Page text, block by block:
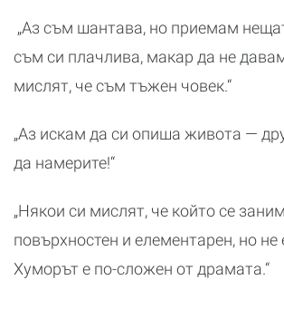
„Аз съм шантава, но приемам
съм си плачлива, макар да не
мислят, че съм тъжен човек.“
„Аз искам да си опиша живота —
да намерите!“
„Някои си мислят, че който се
повърхностен и елементарен, но не
Хуморът е по-сложен от драмата.“